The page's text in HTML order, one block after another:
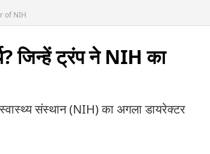
of NIH
जिन्हें ट्रंप ने NIH का
संस्थान (NIH) का अगला डायरेक्टर